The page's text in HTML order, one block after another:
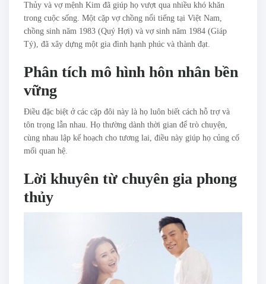
Thủy và vợ mệnh Kim đã giúp họ vượt qua nhiều khó khăn
trong cuộc sống. Một cặp vợ chồng nổi tiếng tại Việt Nam,
chồng sinh năm 1983 (Quý Hợi) và vợ sinh năm 1984 (Giáp
Tý), đã xây dựng một gia đình hạnh phúc và thành đạt.
Phân tích mô hình hôn nhân bền
vững
Điều đặc biệt ở các cặp đôi này là họ luôn biết cách hỗ trợ và
tôn trọng lẫn nhau. Họ thường dành thời gian để trò chuyện,
cùng nhau lập kế hoạch cho tương lai, điều này giúp họ củng cố
mối quan hệ.
Lời khuyên từ chuyên gia phong
thủy